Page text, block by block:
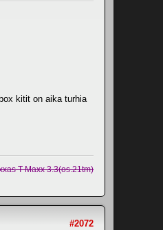
kitit on aika turhia
T-Maxx 3.3(os.21tm)
#2072